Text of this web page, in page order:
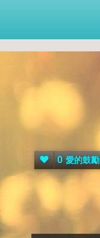
0 愛的鼓勵